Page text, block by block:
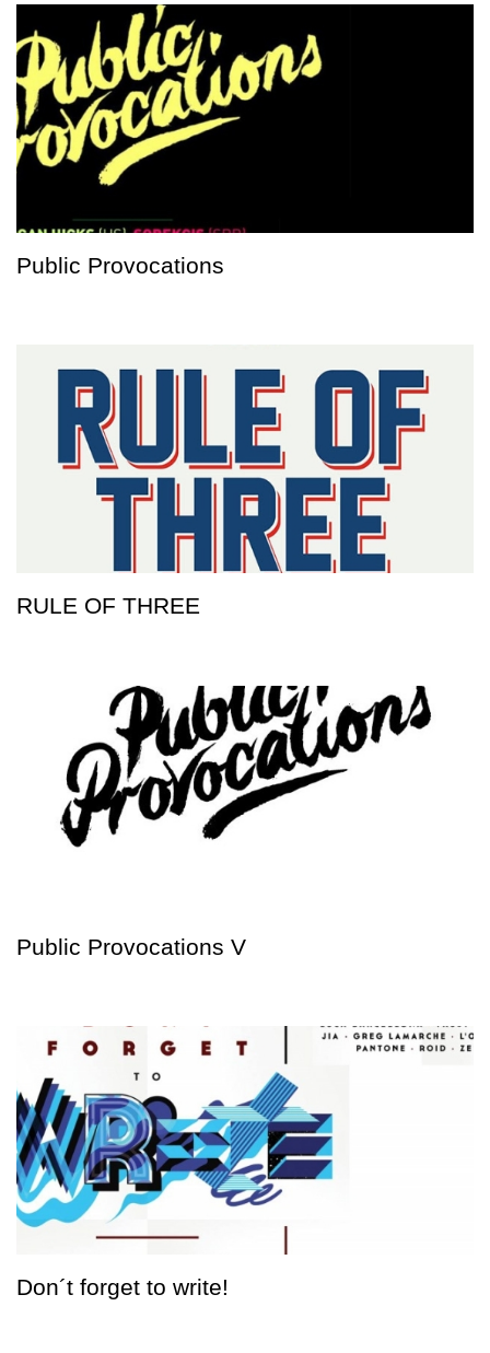
Public Provocations
RULE OF THREE
Public Provocations V
Don´t forget to write!